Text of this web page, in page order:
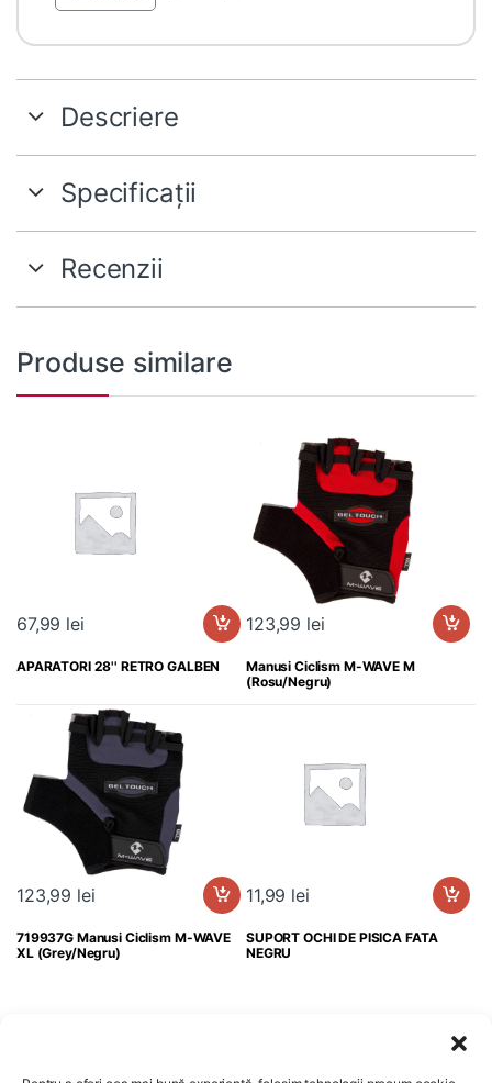
Descriere
Specificații
Recenzii
Produse similare
APARATORI 28'' RETRO GALBEN
67,99 lei
Manusi Ciclism M-WAVE M
(Rosu/Negru)
123,99 lei
719937G Manusi Ciclism M-WAVE
XL (Grey/Negru)
123,99 lei
SUPORT OCHI DE PISICA FATA
NEGRU
11,99 lei